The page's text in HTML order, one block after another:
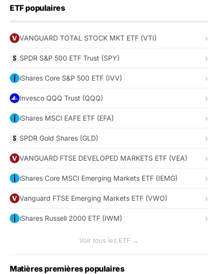
ETF populaires
VANGUARD TOTAL STOCK MKT ETF (VTI)
SPDR S&P 500 ETF Trust (SPY)
iShares Core S&P 500 ETF (IVV)
Invesco QQQ Trust (QQQ)
iShares MSCI EAFE ETF (EFA)
SPDR Gold Shares (GLD)
VANGUARD FTSE DEVELOPED MARKETS ETF (VEA)
iShares Core MSCI Emerging Markets ETF (IEMG)
Vanguard FTSE Emerging Markets ETF (VWO)
iShares Russell 2000 ETF (IWM)
Voir tous les ETF →
Matières premières populaires